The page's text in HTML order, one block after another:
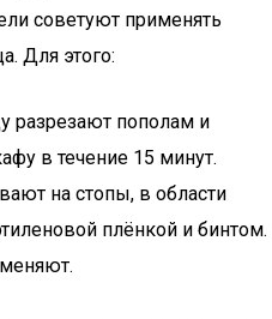
советуют применять
Для этого:
разрезают пополам и
в течение 15 минут.
на стопы, в области
плёнкой и бинтом.